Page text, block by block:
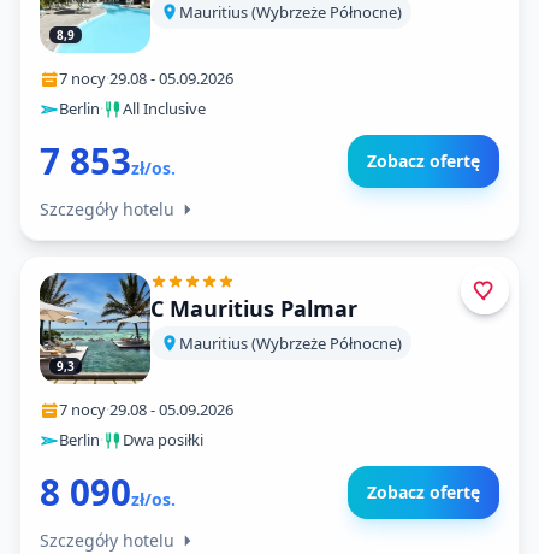
8,9
Mauritius (Wybrzeże Północne)
7 nocy·29.08-05.09.2026
Berlin· All Inclusive
7 853zł/os. Zobacz ofertę
Szczegóły hotelu
9,3
C Mauritius Palmar
Mauritius (Wybrzeże Północne)
7 nocy·29.08-05.09.2026
Berlin· Dwa posiłki
8 090zł/os. Zobacz ofertę
Szczegóły hotelu